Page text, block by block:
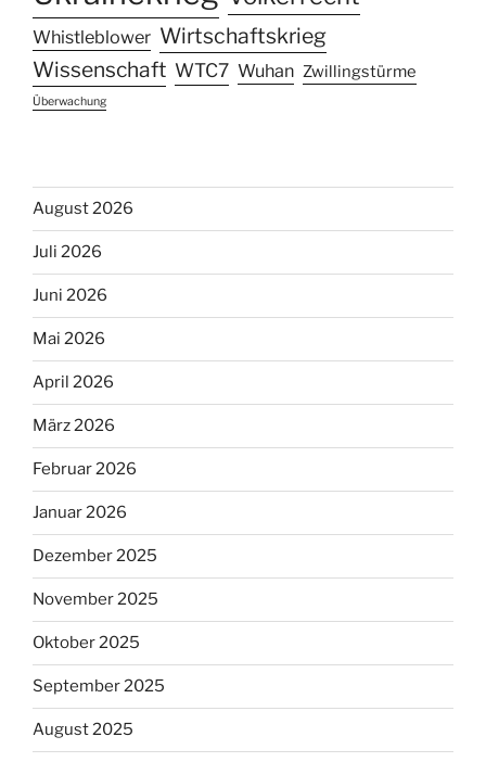
Whistleblower Wirtschaftskrieg
Wissenschaft WTC7 Wuhan Zwillingstürme
Überwachung
August 2026
Juli 2026
Juni 2026
Mai 2026
April 2026
März 2026
Februar 2026
Januar 2026
Dezember 2025
November 2025
Oktober 2025
September 2025
August 2025